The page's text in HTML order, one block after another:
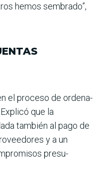
hemos sembrado”,
el proceso de ordena­
que la
tam­bién al pago de
y a un
presu­